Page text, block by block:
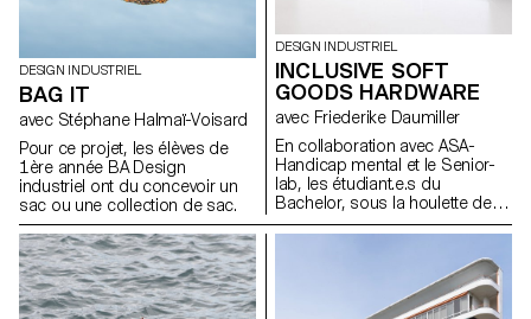
DESIGN INDUSTRIEL
BAG IT
avec Stéphane Halmaï-Voisard
Pour ce projet, les élèves de
1ère année BA Design
industriel ont du concevoir un
sac ou une collection de sac.
DESIGN INDUSTRIEL
INCLUSIVE SOFT
GOODS HARDWARE
avec Friederike Daumiller
En collaboration avec ASA-
Handicap mental et le Senior-
lab, les étudiant.e.s du
Bachelor, sous la houlette de la
designer Friederike Daumiller,
systèmes de fixation pour
vêtements, sacs et accessoires